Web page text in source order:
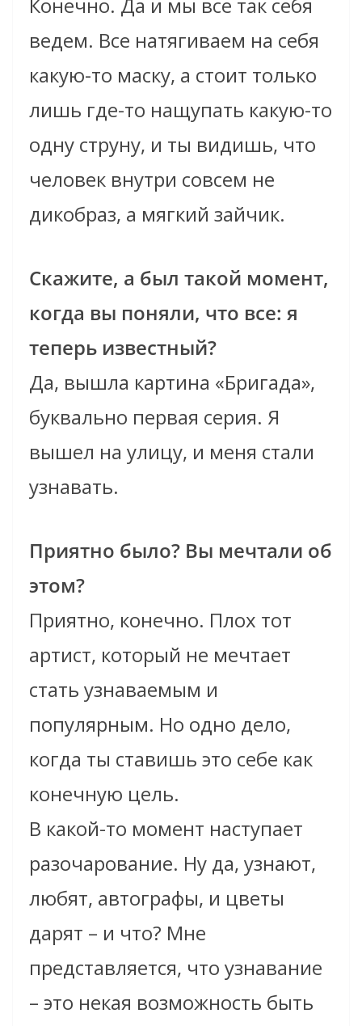
Конечно. Да и мы все так себя
ведем. Все натягиваем на себя
какую-то маску, а стоит только
лишь где-то нащупать какую-то
одну струну, и ты видишь, что
человек внутри совсем не
дикобраз, а мягкий зайчик.
Скажите, а был такой момент,
когда вы поняли, что все: я
теперь известный?
Да, вышла картина «Бригада»,
буквально первая серия. Я
вышел на улицу, и меня стали
узнавать.
Приятно было? Вы мечтали об
этом?
Приятно, конечно. Плох тот
артист, который не мечтает
стать узнаваемым и
популярным. Но одно дело,
когда ты ставишь это себе как
конечную цель.
В какой-то момент наступает
разочарование. Ну да, узнают,
любят, автографы, и цветы
дарят – и что? Мне
представляется, что узнавание
– это некая возможность быть